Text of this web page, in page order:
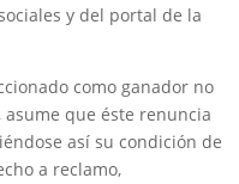
y del portal de la
como ganador no
que éste renuncia
así su condición de
a reclamo,